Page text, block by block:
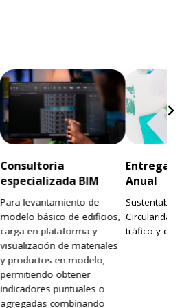
Consultoria
especializada BIM
Para levantamiento de
modelo básico de edificios,
carga en plataforma y
visualización de materiales
y productos en modelo,
permitiendo obtener
indicadores puntuales o
agregadas combinando
Entrega
Anual
tráfico y